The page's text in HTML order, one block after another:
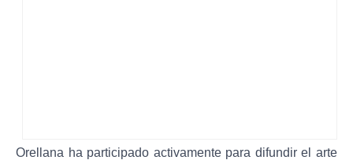
Orellana ha participado activamente para difundir el arte